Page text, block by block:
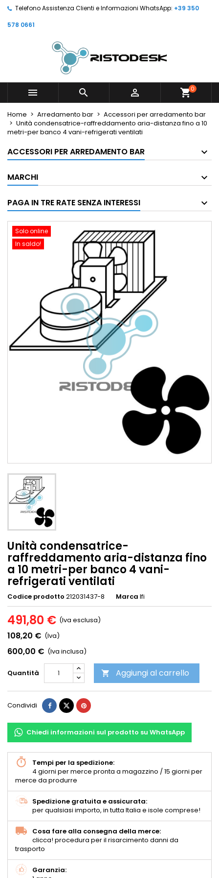
Telefono Assistenza Clienti e Informazioni WhatsApp: +39 350
578 0661
   shopping_cart0
Home Arredamento bar
Accessori per arredamento bar
Unità condensatrice-raffreddamento aria-distanza fino a 10
metri-per banco 4 vani-refrigerati ventilati
ACCESSORI PER ARREDAMENTO BAR
MARCHI
PAGA IN TRE RATE SENZA INTERESSI
Solo online
In saldo!
Unità condensatrice-
raffreddamento aria-distanza fino
a 10 metri-per banco 4 vani-
refrigerati ventilati
Codice prodotto 212031437-8 Marca Ifi
491,80 € (Iva esclusa)
108,20 € (Iva)
600,00 € (Iva inclusa)
Quantità  Aggiungi al carrello
Condividi
Chiedi informazioni sul prodotto su WhatsApp
Tempi per la spedizione:
4 giorni per merce pronta a magazzino / 15 giorni per
merce da produrre
Spedizione gratuita e assicurata:
per qualsiasi importo, in tutta Italia e isole comprese!
Cosa fare alla consegna della merce:
clicca! procedura per il risarcimento danni da
trasporto
Garanzia: